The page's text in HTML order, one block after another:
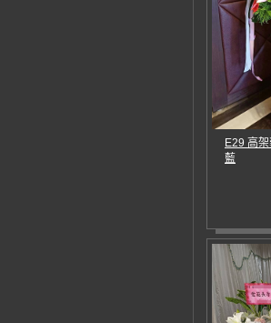
E29 高
藍